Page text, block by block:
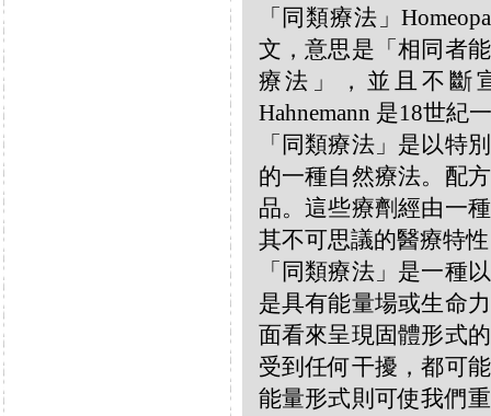
「同類療法」
文，意思是「相同者
療法」，並且不斷
Hahnemann 是18世紀
「同類療法」是以特
的一種自然療法。配
品。這些療劑經由一
其不可思議的醫療特
「同類療法」是一種
是具有能量場或生命
面看來呈現固體形式
受到任何干擾，都可
能量形式則可使我們